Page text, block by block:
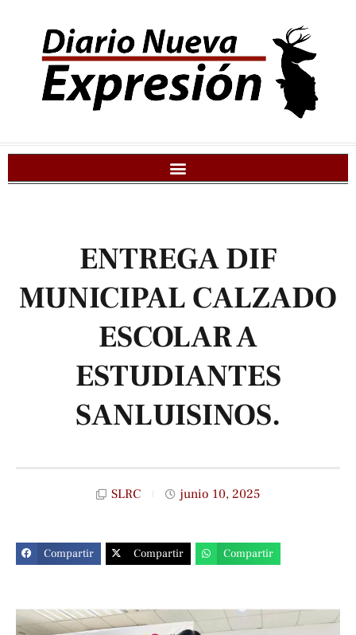
ENTREGA DIF
MUNICIPAL CALZADO
ESCOLAR A
ESTUDIANTES
SANLUISINOS.
SLRC junio 10, 2025
Compartir Compartir Compartir